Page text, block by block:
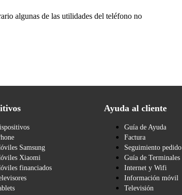
algunas de las utilidades del teléfono no
Samsung
Xiaomi
financiados
Ayuda al cliente
Guía de Ayuda
Factura
Seguimiento pedido
Guía de Terminales
Internet y Wifi
Información móvil
Televisión